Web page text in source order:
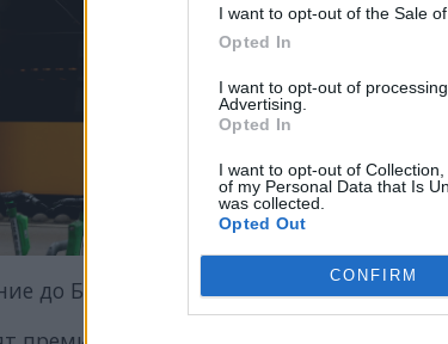
I want to opt-out of the Sale
Opted In
I want to opt-out of
Advertising.
Opted In
I want to opt-out of
of my Personal Data that Is
was collected.
Opted Out
CONFIRM
до Брюксел: няма да плащаме!“ —